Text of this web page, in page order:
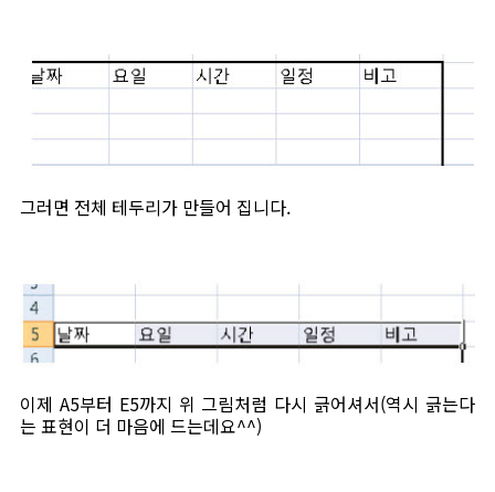
그러면 전체 테두리가 만들어 집니다.
이제 A5부터 E5까지 위 그림처럼 다시 긁어셔서(역시 긁는다
는 표현이 더 마음에 드는데요^^)